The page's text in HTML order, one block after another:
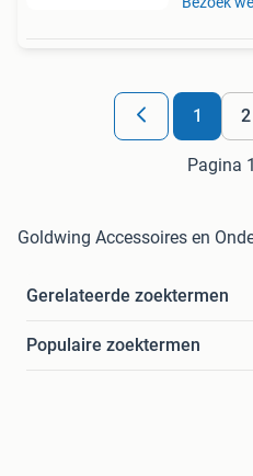
1 2
Pagina
Goldwing Accessoires en
Gerelateerde zoektermen
Populaire zoektermen